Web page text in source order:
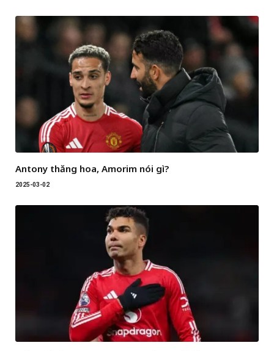
Antony thăng hoa, Amorim nói gì?
2025-03-02